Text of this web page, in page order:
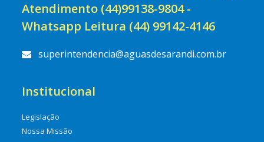
Atendimento (44)99138-9804 -
Whatsapp Leitura (44) 99142-4146
superintendencia@aguasdesarandi.com.br
Institucional
Legislação
Nossa Missão